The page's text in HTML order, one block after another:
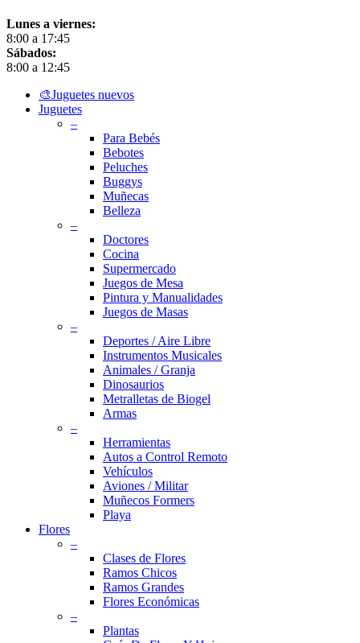
Lunes a viernes:
8:00 a 17:45
Sábados:
8:00 a 12:45
Close
Menu
🎨Juguetes nuevos
Juguetes
–
Para Bebés
Bebotes
Peluches
Buggys
Muñecas
Belleza
–
Doctores
Cocina
Supermercado
Juegos de Mesa
Pintura y Manualidades
Juegos de Masas
–
Deportes / Aire Libre
Instrumentos Musicales
Animales / Granja
Dinosaurios
Metralletas de Biogel
Armas
–
Herramientas
Autos a Control Remoto
Vehículos
Aviones / Militar
Muñecos Formers
Playa
Flores
–
Clases de Flores
Ramos Chicos
Ramos Grandes
Flores Económicas
–
Plantas